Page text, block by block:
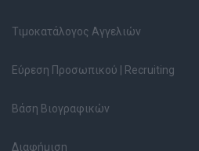
Τιμοκατάλογος Αγγελιών
Εύρεση Προσωπικού | Recruiting
Βάση Βιογραφικών
Διαφήμιση